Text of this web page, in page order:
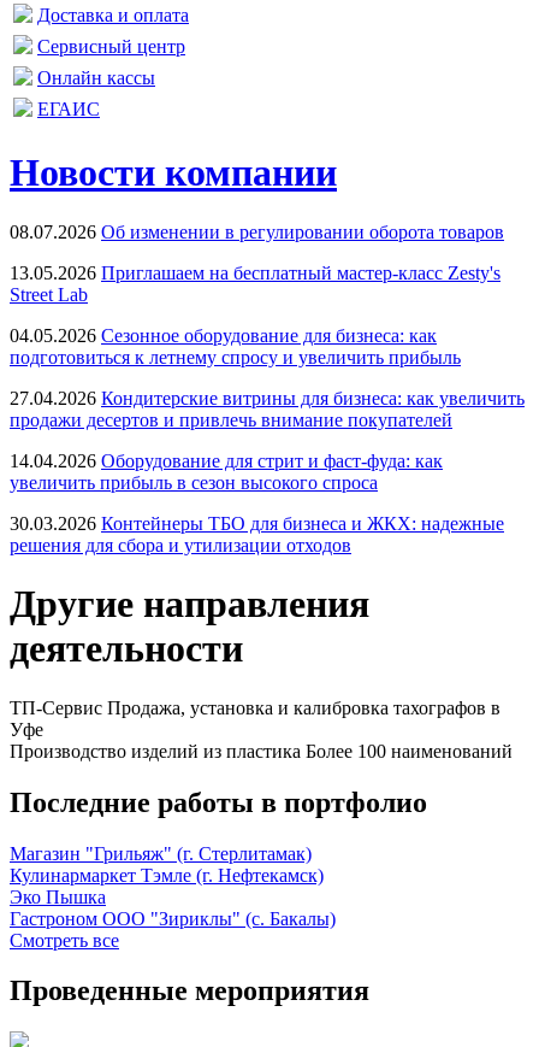
Доставка и оплата
Сервисный центр
Онлайн кассы
ЕГАИС
Новости компании
08.07.2026 Об изменении в регулировании оборота товаров
13.05.2026 Приглашаем на бесплатный мастер-класс Zesty's
Street Lab
04.05.2026 Сезонное оборудование для бизнеса: как
подготовиться к летнему спросу и увеличить прибыль
27.04.2026 Кондитерские витрины для бизнеса: как увеличить
продажи десертов и привлечь внимание покупателей
14.04.2026 Оборудование для стрит и фаст-фуда: как
увеличить прибыль в сезон высокого спроса
30.03.2026 Контейнеры ТБО для бизнеса и ЖКХ: надежные
решения для сбора и утилизации отходов
Другие направления
деятельности
ТП-Сервис Продажа, установка и калибровка тахографов в
Уфе
Производство изделий из пластика Более 100 наименований
Последние работы в портфолио
Магазин "Грильяж" (г. Стерлитамак)
Кулинармаркет Тэмле (г. Нефтекамск)
Эко Пышка
Гастроном ООО "Зириклы" (с. Бакалы)
Смотреть все
Проведенные мероприятия